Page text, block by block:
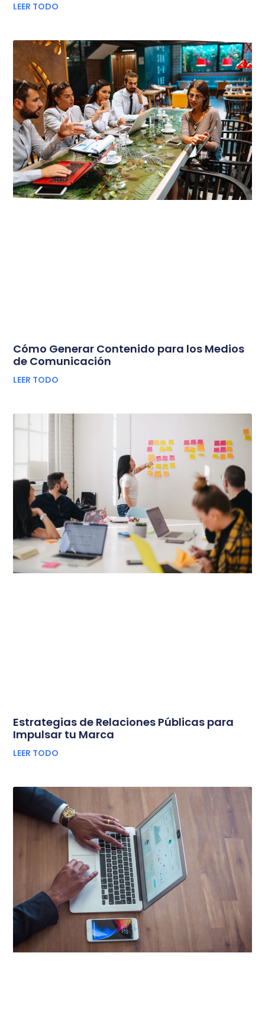
LEER TODO
Cómo Generar Contenido para los Medios
de Comunicación
LEER TODO
Estrategias de Relaciones Públicas para
Impulsar tu Marca
LEER TODO